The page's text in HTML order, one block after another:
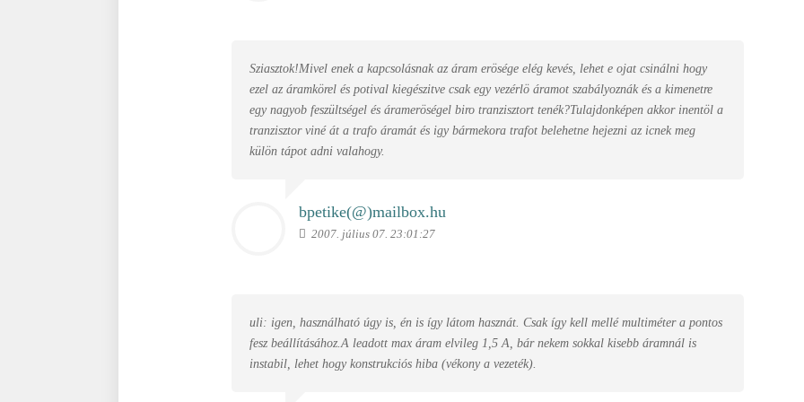
Sziasztok!Mivel enek a kapcsolásnak az áram erösége elég kevés, lehet e ojat csinálni hogy
ezel az áramkörel és potival kiegészitve csak egy vezérlö áramot szabályoznák és a kimenetre
egy nagyob feszültségel és árameröségel biro tranzisztort tenék?Tulajdonképen akkor inentöl a
tranzisztor viné át a trafo áramát és igy bármekora trafot belehetne hejezni az icnek meg
külön tápot adni valahogy.
bpetike(@)mailbox.hu
2007. július 07. 23:01:27
uli: igen, használható úgy is, én is így látom hasznát. Csak így kell mellé multiméter a pontos
fesz beállításához.A leadott max áram elvileg 1,5 A, bár nekem sokkal kisebb áramnál is
instabil, lehet hogy konstrukciós hiba (vékony a vezeték).